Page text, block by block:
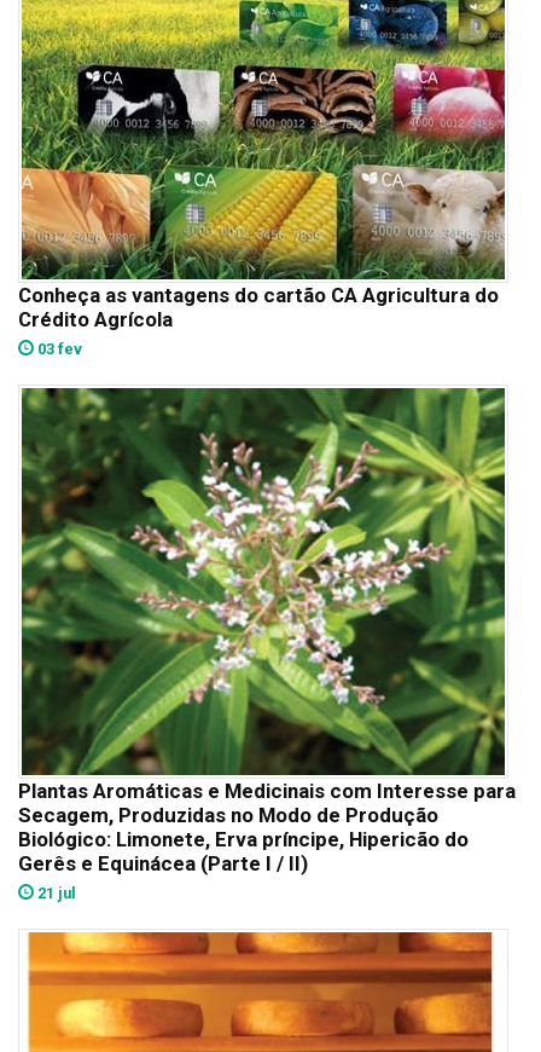
Conheça as vantagens do cartão CA Agricultura do
Crédito Agrícola
03 fev
Plantas Aromáticas e Medicinais com Interesse para
Secagem, Produzidas no Modo de Produção
Biológico: Limonete, Erva príncipe, Hipericão do
Gerês e Equinácea (Parte I / II)
21 jul